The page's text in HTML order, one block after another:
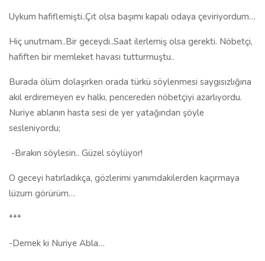
Uykum hafiflemişti..Çıt olsa başımı kapalı odaya çeviriyordum…
Hiç unutmam..Bir geceydi..Saat ilerlemiş olsa gerekti. Nöbetçi,
hafiften bir memleket havası tutturmuştu..
Burada ölüm dolaşırken orada türkü söylenmesi saygısızlığına
akıl erdiremeyen ev halkı, pencereden nöbetçiyi azarlıyordu.
Nuriye ablanın hasta sesi de yer yatağından şöyle
sesleniyordu;
-Bırakın söylesin.. Güzel söylüyor!
O geceyi hatırladıkça, gözlerimi yanımdakilerden kaçırmaya
lüzum görürüm…
***
-Demek ki Nuriye Abla…